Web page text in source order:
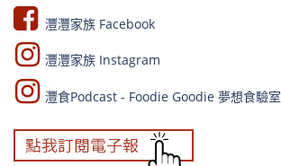
灃灃家族 Facebook
灃灃家族 Instagram
灃食Podcast - Foodie Goodie 夢想食驗室​